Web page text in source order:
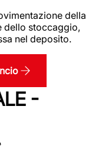
della
dello stoccaggio,
nel deposito.
-